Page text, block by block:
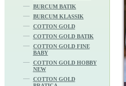
BURCUM BATIK
BURCUM KLASSIK
COTTON GOLD
COTTON GOLD BATIK
COTTON GOLD FINE
BABY
COTTON GOLD HOBBY
NEW
COTTON GOLD